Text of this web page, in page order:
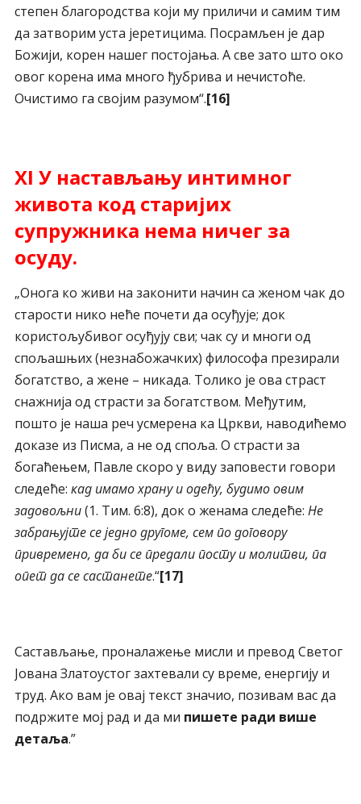
степен благородства који му приличи и самим тим
да затворим уста јеретицима. Посрамљен је дар
Божији, корен нашег постојања. А све зато што око
овог корена има много ђубрива и нечистоће.
Очистимо га својим разумом“.[16]
XI У настављању интимног
живота код старијих
супружника нема ничег за
осуду.
„Онога ко живи на законити начин са женом чак до
старости нико неће почети да осуђује; док
користољубивог осуђују сви; чак су и многи од
спољашњих (незнабожачких) философа презирали
богатство, а жене – никада. Толико је ова страст
снажнија од страсти за богатством. Међутим,
пошто је наша реч усмерена ка Цркви, наводићемо
доказе из Писма, а не од споља. О страсти за
богаћењем, Павле скоро у виду заповести говори
следеће: кад имамо храну и одећу, будимо овим
задовољни(1. Тим. 6:8), док о женама следеће: Не
забрањујте се једно другоме, сем по договору
привремено, да би се предали посту и молитви, па
опет да се састанете.“[17]
Састављање, проналажење мисли и превод Светог
Јована Златоустог захтевали су време, енергију и
труд. Ако вам је овај текст значио, позивам вас да
подржите мој рад и да ми пишете ради више
детаља.”